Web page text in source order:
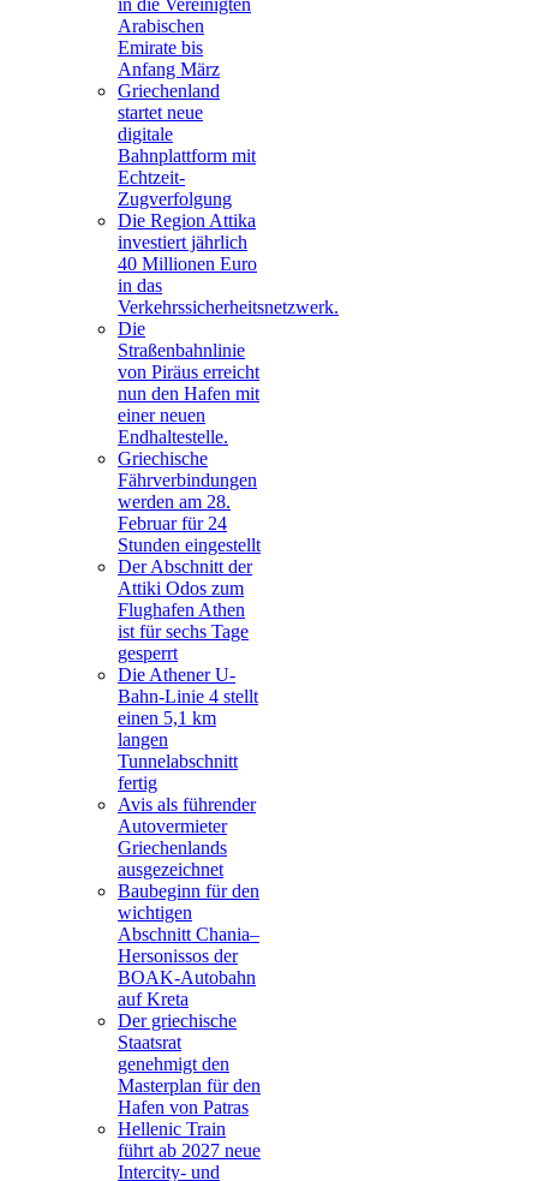
in die Vereinigten
Arabischen
Emirate bis
Anfang März
Griechenland
startet neue
digitale
Bahnplattform mit
Echtzeit-
Zugverfolgung
Die Region Attika
investiert jährlich
40 Millionen Euro
in das
Verkehrssicherheitsnetzwerk.
Die
Straßenbahnlinie
von Piräus erreicht
nun den Hafen mit
einer neuen
Endhaltestelle.
Griechische
Fährverbindungen
werden am 28.
Februar für 24
Stunden eingestellt
Der Abschnitt der
Attiki Odos zum
Flughafen Athen
ist für sechs Tage
gesperrt
Die Athener U-
Bahn-Linie 4 stellt
einen 5,1 km
langen
Tunnelabschnitt
fertig
Avis als führender
Autovermieter
Griechenlands
ausgezeichnet
Baubeginn für den
wichtigen
Abschnitt Chania–
Hersonissos der
BOAK-Autobahn
auf Kreta
Der griechische
Staatsrat
genehmigt den
Masterplan für den
Hafen von Patras
Hellenic Train
führt ab 2027 neue
Intercity- und